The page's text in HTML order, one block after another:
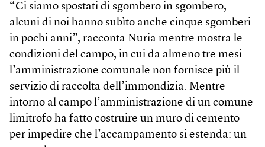
“Ci siamo spostati di sgombero in sgombero,
alcuni di noi hanno subìto anche cinque sgomberi
in pochi anni”, racconta Nuria mentre mostra le
condizioni del campo, in cui da almeno tre mesi
l’amministrazione comunale non fornisce più il
servizio di raccolta dell’immondizia. Mentre
intorno al campo l’amministrazione di un comune
limitrofo ha fatto costruire un muro di cemento
per impedire che l’accampamento si estenda: un